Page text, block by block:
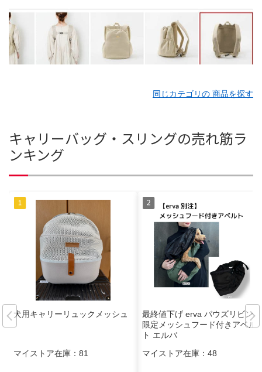
同じカテゴリの 商品を探す
キャリーバッグ・スリングの売れ筋ラ
ンキング
犬用キャリーリュックメッシュ
マイストア在庫： 81
最終値下げ erva パウズリビング
限定メッシュフード付きアベル
ト エルバ
マイストア在庫： 48